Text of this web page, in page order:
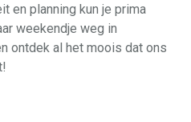
en planning kun je prima
weekendje weg in
ontdek al het moois dat ons